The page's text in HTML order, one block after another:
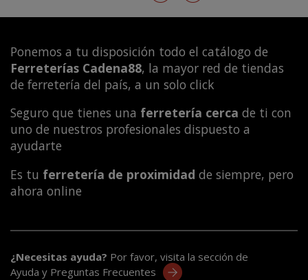
Ponemos a tu disposición todo el catálogo de
Ferreterías Cadena88, la mayor red de tiendas
de ferretería del país, a un solo click
Seguro que tienes una ferretería cerca de ti con
uno de nuestros profesionales dispuesto a
ayudarte
Es tu ferretería de proximidad de siempre, pero
ahora online
¿Necesitas ayuda? Por favor, visita la sección de
Ayuda y Preguntas Frecuentes